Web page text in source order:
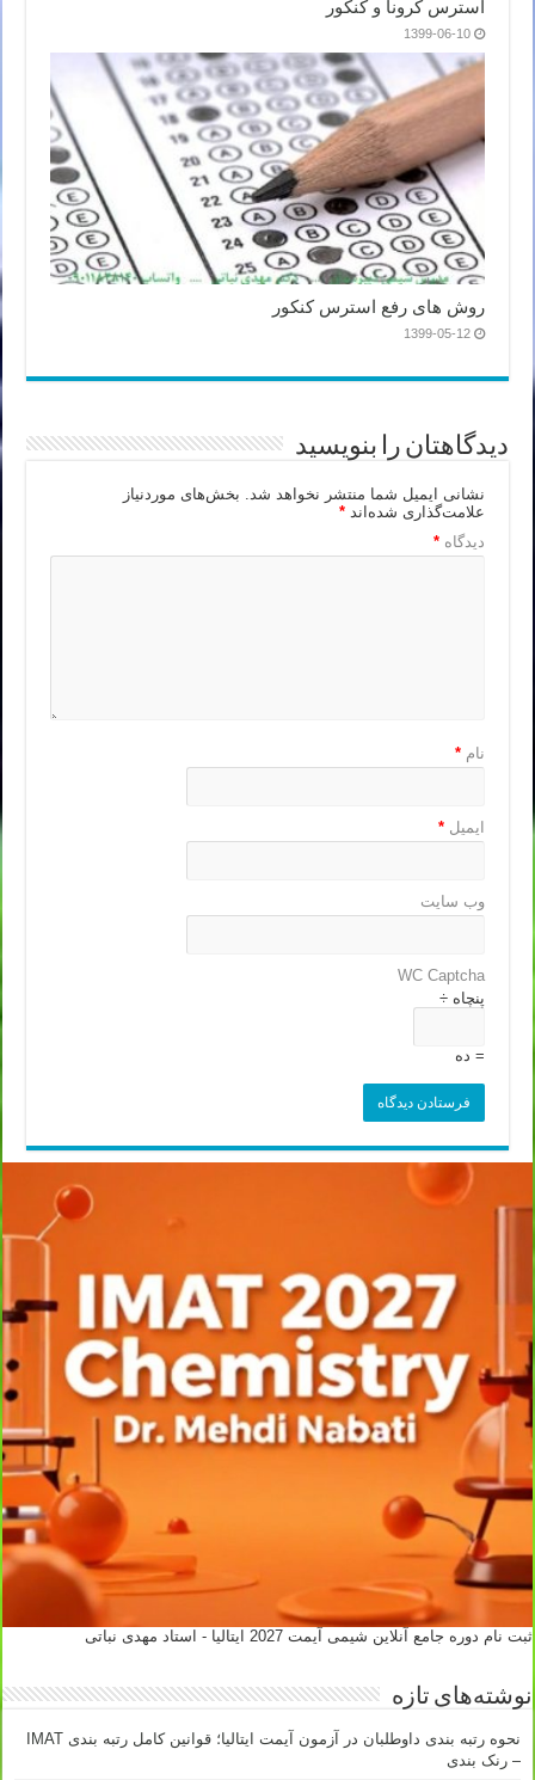
استرس کرونا و کنکور
1399-06-10
روش های رفع استرس کنکور
1399-05-12
دیدگاهتان را بنویسید
نشانی ایمیل شما منتشر نخواهد شد.
بخش‌های موردنیاز
علامت‌گذاری شده‌اند*
دیدگاه*
نام*
ایمیل*
وب‌ سایت
WC Captcha
پنچاه ÷
= ده
ثبت نام دوره جامع آنلاین شیمی آیمت 2027 ایتالیا - استاد مهدی نباتی
نوشته‌های تازه
نحوه رتبه بندی داوطلبان در آزمون آیمت ایتالیا؛ قوانین کامل رتبه بندی IMAT
– رنک بندی